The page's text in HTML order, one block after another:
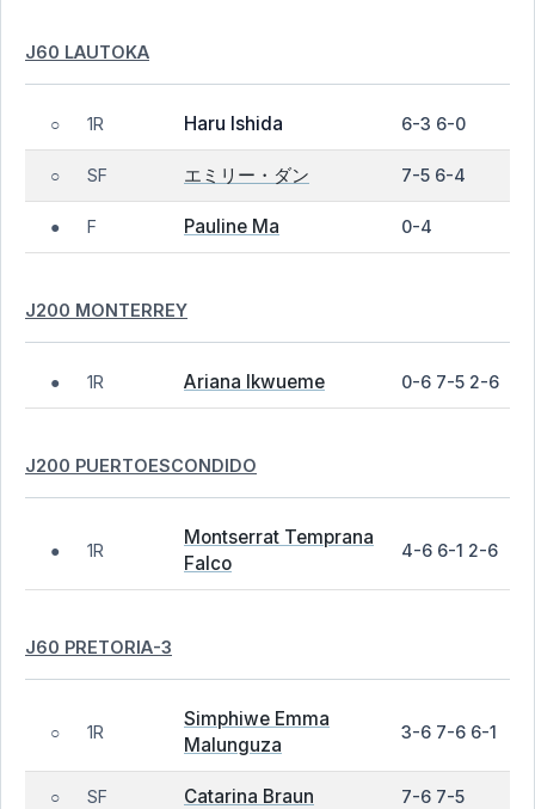
J60 LAUTOKA
○ 1R Haru Ishida 6-3 6-0
○ SF エミリー・ダン 7-5 6-4
● F Pauline Ma 0-4
J200 MONTERREY
● 1R Ariana Ikwueme 0-6 7-5 2-6
J200 PUERTOESCONDIDO
● 1R
Montserrat Temprana
Falco
4-6 6-1 2-6
J60 PRETORIA-3
○ 1R
Simphiwe Emma
Malunguza
3-6 7-6 6-1
○ SF Catarina Braun 7-6 7-5